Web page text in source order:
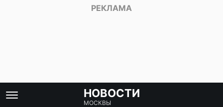
НОВОСТИ
МОСКВЫ